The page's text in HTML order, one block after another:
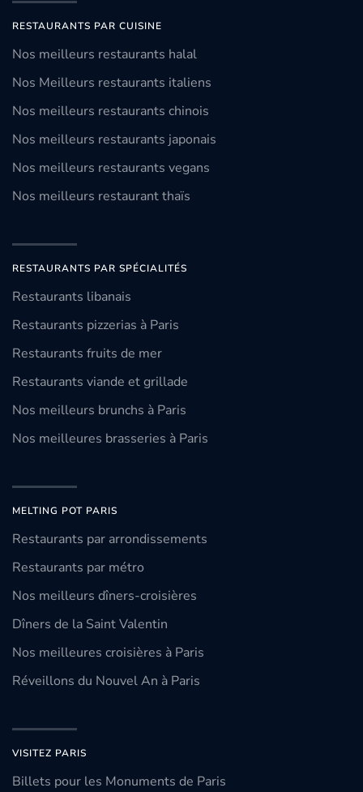
RESTAURANTS PAR CUISINE
Nos meilleurs restaurants halal
Nos Meilleurs restaurants italiens
Nos meilleurs restaurants chinois
Nos meilleurs restaurants japonais
Nos meilleurs restaurants vegans
Nos meilleurs restaurant thaïs
RESTAURANTS PAR SPÉCIALITÉS
Restaurants libanais
Restaurants pizzerias à Paris
Restaurants fruits de mer
Restaurants viande et grillade
Nos meilleurs brunchs à Paris
Nos meilleures brasseries à Paris
MELTING POT PARIS
Restaurants par arrondissements
Restaurants par métro
Nos meilleurs dîners-croisières
Dîners de la Saint Valentin
Nos meilleures croisières à Paris
Réveillons du Nouvel An à Paris
VISITEZ PARIS
Billets pour les Monuments de Paris